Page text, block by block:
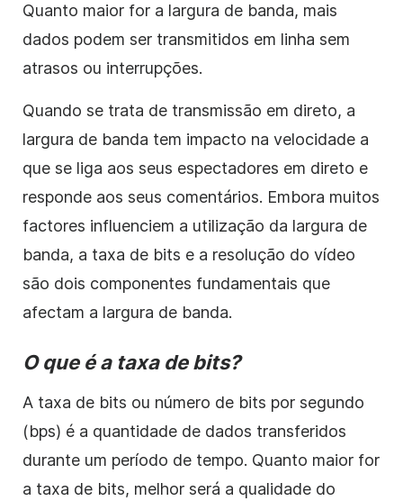
Quanto maior for a largura de banda, mais
dados podem ser transmitidos em linha sem
atrasos ou interrupções.
Quando se trata de transmissão em direto, a
largura de banda tem impacto na velocidade a
que se liga aos seus espectadores em direto e
responde aos seus comentários. Embora muitos
factores influenciem a utilização da largura de
banda, a taxa de bits e a resolução do vídeo
são dois componentes fundamentais que
afectam a largura de banda.
O que é a taxa de bits?
A taxa de bits ou número de bits por segundo
(bps) é a quantidade de dados transferidos
durante um período de tempo. Quanto maior for
a taxa de bits, melhor será a qualidade do